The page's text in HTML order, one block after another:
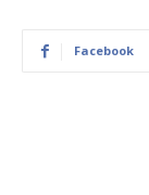
Facebook